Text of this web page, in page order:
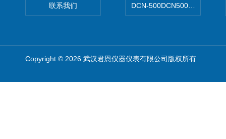
联系我们 DCN-500DCN500资料收集器
Copyright © 2026 武汉君恩仪器仪表有限公司版权所有